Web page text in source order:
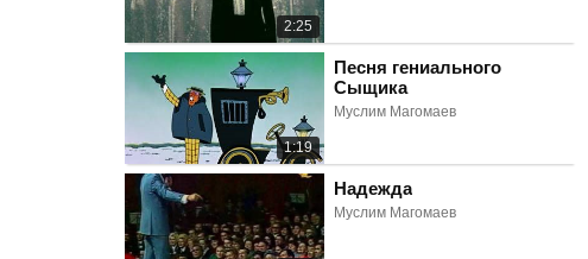
2:25
1:19
Песня гениального
Сыщика
Муслим Магомаев
Надежда
Муслим Магомаев